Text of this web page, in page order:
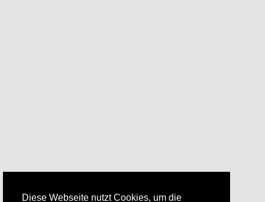
Diese Webseite nutzt Cookies, um die